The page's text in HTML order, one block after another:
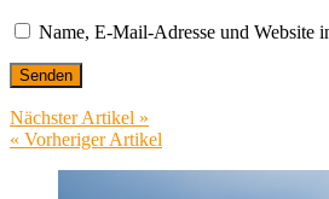
Name, E-Mail-Adresse und Website
Nächster Artikel »
« Vorheriger Artikel